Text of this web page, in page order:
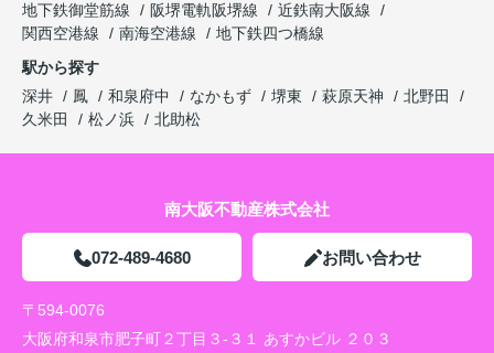
地下鉄御堂筋線
阪堺電軌阪堺線
近鉄南大阪線
関西空港線
南海空港線
地下鉄四つ橋線
駅から探す
深井
鳳 和泉府中 なかもず 堺東 萩原天神
北野田
久米田
松ノ浜 北助松
南大阪不動産株式会社
072-489-4680 お問い合わせ
〒594-0076
大阪府和泉市肥子町２丁目３-３１ あすかビル ２０３